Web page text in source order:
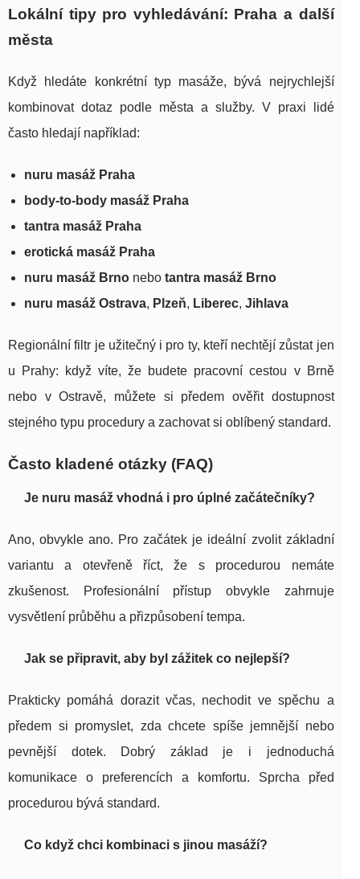
Lokální tipy pro vyhledávání: Praha a další
města
Když hledáte konkrétní typ masáže, bývá nejrychlejší
kombinovat dotaz podle města a služby. V praxi lidé
často hledají například:
nuru masáž Praha
body-to-body masáž Praha
tantra masáž Praha
erotická masáž Praha
nuru masáž Brno nebo tantra masáž Brno
nuru masáž Ostrava, Plzeň, Liberec, Jihlava
Regionální filtr je užitečný i pro ty, kteří nechtějí zůstat jen
u Prahy: když víte, že budete pracovní cestou v Brně
nebo v Ostravě, můžete si předem ověřit dostupnost
stejného typu procedury a zachovat si oblíbený standard.
Často kladené otázky (FAQ)
Je nuru masáž vhodná i pro úplné začátečníky?
Ano, obvykle ano. Pro začátek je ideální zvolit základní
variantu a otevřeně říct, že s procedurou nemáte
zkušenost. Profesionální přístup obvykle zahrnuje
vysvětlení průběhu a přizpůsobení tempa.
Jak se připravit, aby byl zážitek co nejlepší?
Prakticky pomáhá dorazit včas, nechodit ve spěchu a
předem si promyslet, zda chcete spíše jemnější nebo
pevnější dotek. Dobrý základ je i jednoduchá
komunikace o preferencích a komfortu. Sprcha před
procedurou bývá standard.
Co když chci kombinaci s jinou masáží?